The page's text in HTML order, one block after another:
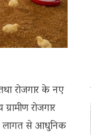
रोजगार के नए
रोजगार
लागत से आधुनिक